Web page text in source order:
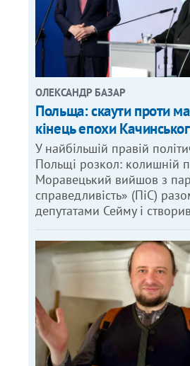
ОЛЕКСАНДР БАЗАР
Польща: скаути проти
кінець епохи
У найбільшій правій
Польщі розкол: колишній
Моравецький вийшов з
справедливість» (ПіС)
депутатами Сейму і